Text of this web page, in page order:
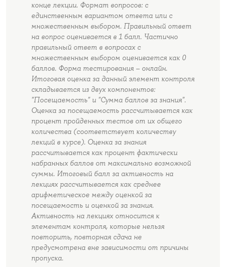
конце лекции. Формат вопросов: с
единственным вариантом ответа или с
множественным выбором. Правильный ответ
на вопрос оценивается в 1 балл. Частично
правильный ответ в вопросах с
множественным выбором оценивается как 0
баллов. Форма тестирования – онлайн.
Итоговая оценка за данный элемент контроля
складывается из двух компонентов:
"Посещаемость" и "Сумма баллов за знания".
Оценка за посещаемость рассчитывается как
процент пройденных тестов от их общего
количества (соответствует количеству
лекций в курсе). Оценка за знания
рассчитывается как процент фактически
набранных баллов от максимально возможной
суммы. Итоговый балл за активность на
лекциях рассчитывается как среднее
арифметическое между оценкой за
посещаемость и оценкой за знания.
Активность на лекциях относится к
элементам контроля, которые нельзя
повторить, повторная сдача не
предусмотрена вне зависимости от причины
пропуска.